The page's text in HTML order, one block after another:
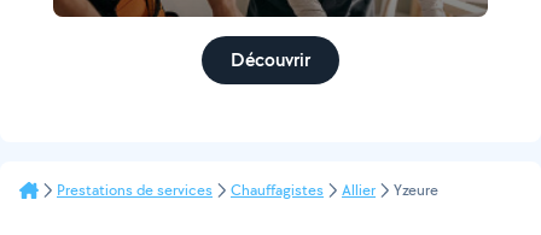
Découvrir
Prestations de services Chauffagistes Allier Yzeure